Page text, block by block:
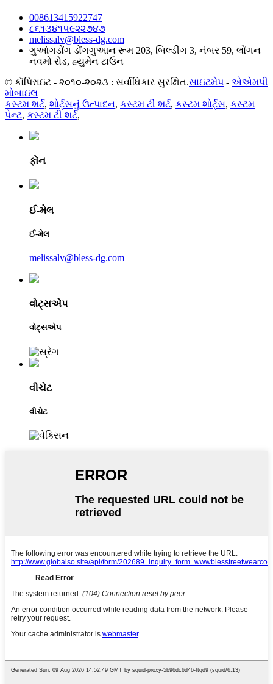
008613415922747
૮૬૧૩૪૧૫૯૨૨૭૪૭
melissalv@bless-dg.com
ગુઆંગડોંગ ડોંગગુઆન રૂમ 203, બિલ્ડીંગ 3, નંબર 59, લોંગન
નવમો રોડ, હ્યુમેન ટાઉન
© કૉપિરાઇટ - ૨૦૧૦-૨૦૨૩ : સર્વાધિકાર સુરક્ષિત.સાઇટમેપ - એએમપી
મોબાઇલ
કસ્ટમ શર્ટ, શોર્ટ્સનું ઉત્પાદન, કસ્ટમ ટી શર્ટ, કસ્ટમ શોર્ટ્સ, કસ્ટમ
પેન્ટ, કસ્ટમ ટી શર્ટ,
ફોન
ઈ-મેલ
ઈ-મેલ
melissalv@bless-dg.com
વોટ્સએપ
વોટ્સએપ
વીચેટ
વીચેટ